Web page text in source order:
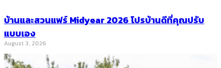
บ้านและสวนแฟร์ Midyear 2026 โปรบ้านดีที่คุณปรับ
แบบเอง
August 3, 2026